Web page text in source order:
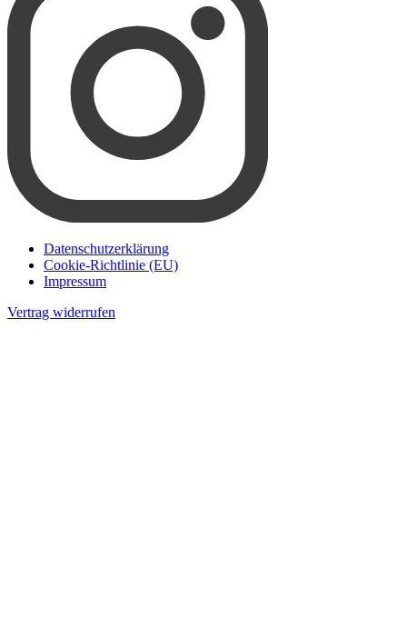
Datenschutzerklärung
Cookie-Richtlinie (EU)
Impressum
Vertrag widerrufen